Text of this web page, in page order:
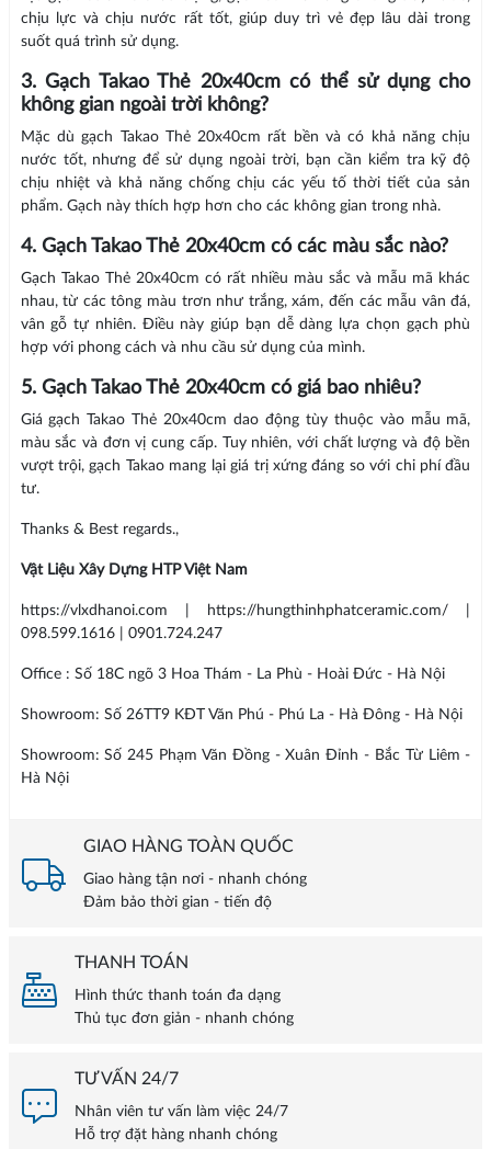
chịu lực và chịu nước rất tốt, giúp duy trì vẻ đẹp lâu dài trong
suốt quá trình sử dụng.
3. Gạch Takao Thẻ 20x40cm có thể sử dụng cho
không gian ngoài trời không?
Mặc dù gạch Takao Thẻ 20x40cm rất bền và có khả năng chịu
nước tốt, nhưng để sử dụng ngoài trời, bạn cần kiểm tra kỹ độ
chịu nhiệt và khả năng chống chịu các yếu tố thời tiết của sản
phẩm. Gạch này thích hợp hơn cho các không gian trong nhà.
4. Gạch Takao Thẻ 20x40cm có các màu sắc nào?
Gạch Takao Thẻ 20x40cm có rất nhiều màu sắc và mẫu mã khác
nhau, từ các tông màu trơn như trắng, xám, đến các mẫu vân đá,
vân gỗ tự nhiên. Điều này giúp bạn dễ dàng lựa chọn gạch phù
hợp với phong cách và nhu cầu sử dụng của mình.
5. Gạch Takao Thẻ 20x40cm có giá bao nhiêu?
Giá gạch Takao Thẻ 20x40cm dao động tùy thuộc vào mẫu mã,
màu sắc và đơn vị cung cấp. Tuy nhiên, với chất lượng và độ bền
vượt trội, gạch Takao mang lại giá trị xứng đáng so với chi phí đầu
tư.
Thanks & Best regards.,
Vật Liệu Xây Dựng HTP Việt Nam
https://vlxdhanoi.com | https://hungthinhphatceramic.com/ |
098.599.1616 | 0901.724.247
Office : Số 18C ngõ 3 Hoa Thám - La Phù - Hoài Đức - Hà Nội
Showroom: Số 26TT9 KĐT Văn Phú - Phú La - Hà Đông - Hà Nội
Showroom: Số 245 Phạm Văn Đồng - Xuân Đỉnh - Bắc Từ Liêm -
Hà Nội
GIAO HÀNG TOÀN QUỐC
Giao hàng tận nơi - nhanh chóng
Đảm bảo thời gian - tiến độ
THANH TOÁN
Hình thức thanh toán đa dạng
Thủ tục đơn giản - nhanh chóng
TƯ VẤN 24/7
Nhân viên tư vấn làm việc 24/7
Hỗ trợ đặt hàng nhanh chóng